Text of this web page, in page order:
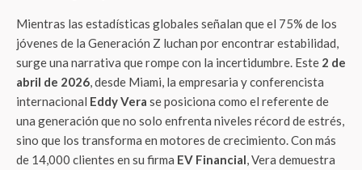
Mientras las estadísticas globales señalan que el 75% de los
jóvenes de la Generación Z luchan por encontrar estabilidad,
surge una narrativa que rompe con la incertidumbre. Este 2 de
abril de 2026, desde Miami, la empresaria y conferencista
internacional Eddy Vera se posiciona como el referente de
una generación que no solo enfrenta niveles récord de estrés,
sino que los transforma en motores de crecimiento. Con más
de 14,000 clientes en su firma EV Financial, Vera demuestra